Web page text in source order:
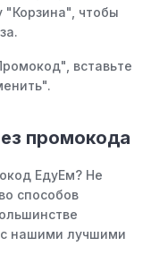
"Корзина", чтобы
вставьте
промокода
ЕдуЕм? Не
способов
с нашими лучшими